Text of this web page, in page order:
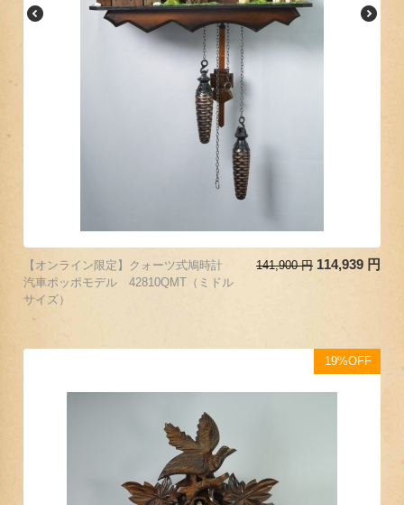
【オンライン限定】クォーツ式鳩時計
汽車ポッポモデル 42810QMT（ミドル
サイズ）
141,900 円 114,939 円
19%OFF